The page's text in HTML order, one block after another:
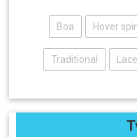
Boa Hover
Traditional Lace